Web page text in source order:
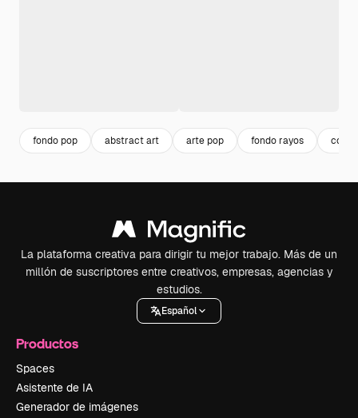
fondo pop abstract art arte pop fondo rayos
La plataforma creativa para dirigir tu mejor trabajo. Más de un
millón de suscriptores entre creativos, empresas, agencias y
estudios.
Español
Productos
Spaces
Asistente de IA
Generador de imágenes